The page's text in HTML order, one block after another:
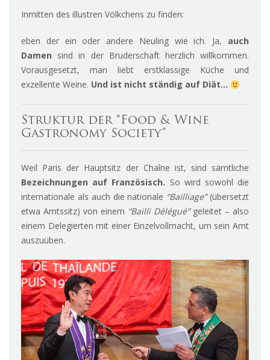
Inmitten des illustren Völkchens zu finden:
eben der ein oder andere Neuling wie ich. Ja, auch
Damen sind in der Bruderschaft herzlich willkommen.
Vorausgesetzt, man liebt erstklassige Küche und
exzellente Weine. Und ist nicht ständig auf Diät…
Struktur der “Food & Wine
Gastronomy Society”
Weil Paris der Hauptsitz der Chaîne ist, sind sämtliche
Bezeichnungen auf Französisch. So wird sowohl die
internationale als auch die nationale “Bailliage”(übersetzt
etwa Amtssitz) von einem “Bailli Délégué”geleitet – also
einem Delegierten mit einer Einzelvollmacht, um sein Amt
auszuüben.